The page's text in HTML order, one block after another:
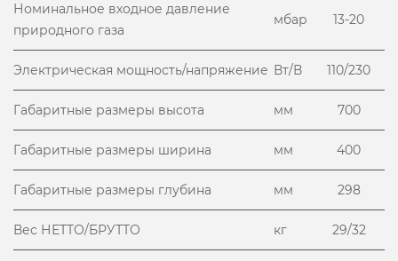
Номинальное входное давление
природного газа
мбар 13-20
Электрическая мощность/напряжение Вт/В 110/230
Габаритные размеры высота мм 700
Габаритные размеры ширина мм 400
Габаритные размеры глубина мм 298
Вес НЕТТО/БРУТТО кг 29/32